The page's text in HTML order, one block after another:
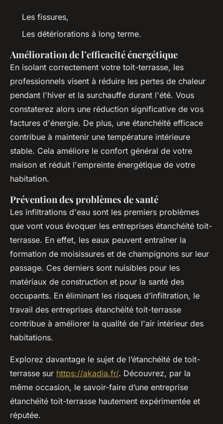
Les fissures,
Les détériorations à long terme.
Amélioration de l’efficacité énergétique
En isolant correctement votre toit-terrasse, les
professionnels visent à réduire les pertes de chaleur
pendant l'hiver et la surchauffe durant l'été. Vous
constaterez alors une réduction significative de vos
factures d'énergie. De plus, une étanchéité efficace
contribue à maintenir une température intérieure
stable. Cela améliore le confort général de votre
maison et réduit l'empreinte énergétique de votre
habitation.
Prévention des problèmes de santé
Les infiltrations d'eau sont les premiers problèmes
que vont vous évoquer les entreprises étanchéité toit-
terrasse. En effet, les eaux peuvent entraîner la
formation de moisissures et de champignons sur leur
passage. Ces derniers sont nuisibles pour les
matériaux de construction et pour la santé des
occupants. En éliminant les risques d’infiltration, le
travail des entreprises étanchéité toit-terrasse
contribue à améliorer la qualité de l'air intérieur des
habitations.
Explorez davantage le sujet de l’étanchéité de toit-
terrasse sur https://akadia.fr/. Découvrez, par la
même occasion, le savoir-faire d’une entreprise
étanchéité toit-terrasse hautement expérimentée et
réputée.